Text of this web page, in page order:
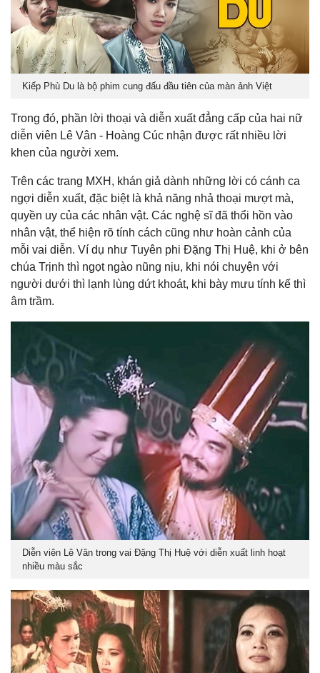
Kiếp Phù Du là bộ phim cung đấu đầu tiên của màn ảnh Việt
Trong đó, phần lời thoại và diễn xuất đẳng cấp của hai nữ
diễn viên Lê Vân - Hoàng Cúc nhận được rất nhiều lời
khen của người xem.
Trên các trang MXH, khán giả dành những lời có cánh ca
ngợi diễn xuất, đặc biệt là khả năng nhả thoại mượt mà,
quyền uy của các nhân vật. Các nghệ sĩ đã thổi hồn vào
nhân vật, thể hiện rõ tính cách cũng như hoàn cảnh của
mỗi vai diễn. Ví dụ như Tuyên phi Đặng Thị Huệ, khi ở bên
chúa Trịnh thì ngọt ngào nũng nịu, khi nói chuyện với
người dưới thì lạnh lùng dứt khoát, khi bày mưu tính kế thì
âm trầm.
Diễn viên Lê Vân trong vai Đặng Thị Huệ với diễn xuất linh hoạt
nhiều màu sắc